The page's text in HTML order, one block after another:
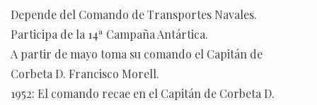
Depende del Comando de Transportes Navales.
Participa de la 14ª Campaña Antártica.
A partir de mayo toma su comando el Capitán de
Corbeta D. Francisco Morell.
1952: El comando recae en el Capitán de Corbeta D.